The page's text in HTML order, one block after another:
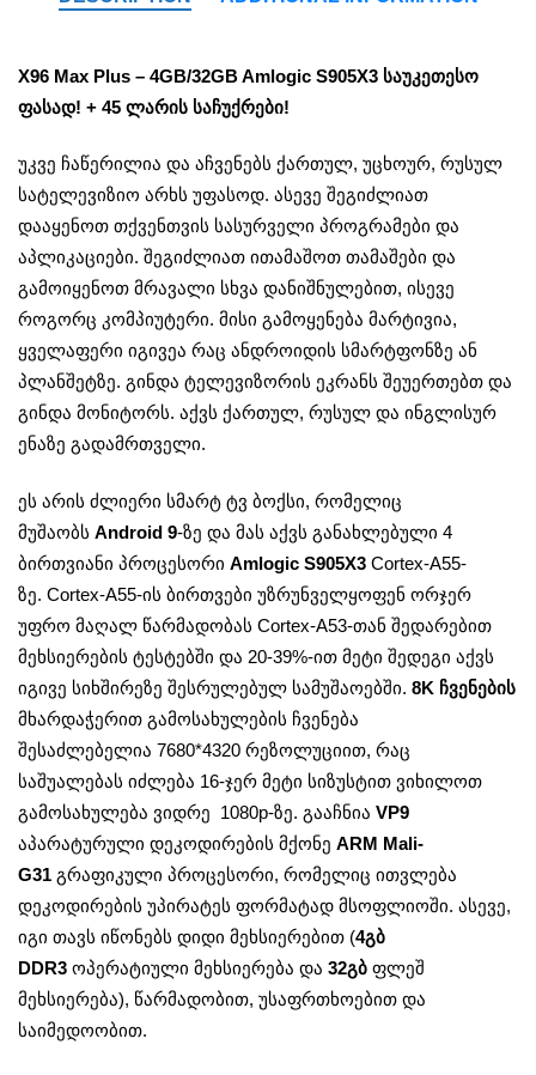
X96 Max Plus – 4GB/32GB Amlogic S905X3 საუკეთესო
ფასად! + 45 ლარის საჩუქრები!
უკვე ჩაწერილია და აჩვენებს ქართულ, უცხოურ, რუსულ
სატელევიზიო არხს უფასოდ. ასევე შეგიძლიათ
დააყენოთ თქვენთვის სასურველი პროგრამები და
აპლიკაციები. შეგიძლიათ ითამაშოთ თამაშები და
გამოიყენოთ მრავალი სხვა დანიშნულებით, ისევე
როგორც კომპიუტერი. მისი გამოყენება მარტივია,
ყველაფერი იგივეა რაც ანდროიდის სმარტფონზე ან
პლანშეტზე. გინდა ტელევიზორის ეკრანს შეუერთებთ და
გინდა მონიტორს. აქვს ქართულ, რუსულ და ინგლისურ
ენაზე გადამრთველი.
ეს არის ძლიერი სმარტ ტვ ბოქსი, რომელიც
მუშაობს Android 9-ზე და მას აქვს განახლებული 4
ბირთვიანი პროცესორი Amlogic S905X3 Cortex-A55-
ზე. Cortex-A55-ის ბირთვები უზრუნველყოფენ ორჯერ
უფრო მაღალ წარმადობას Cortex-A53-თან შედარებით
მეხსიერების ტესტებში და 20-39%-ით მეტი შედეგი აქვს
იგივე სიხშირეზე შესრულებულ სამუშაოებში. 8K ჩვენების
მხარდაჭერით გამოსახულების ჩვენება
შესაძლებელია 7680*4320 რეზოლუციით, რაც
საშუალებას იძლება 16-ჯერ მეტი სიზუსტით ვიხილოთ
გამოსახულება ვიდრე 1080p-ზე. გააჩნია VP9
აპარატურული დეკოდირების მქონე ARM Mali-
G31 გრაფიკული პროცესორი, რომელიც ითვლება
დეკოდირების უპირატეს ფორმატად მსოფლიოში. ასევე,
იგი თავს იწონებს დიდი მეხსიერებით (4გბ
DDR3 ოპერატიული მეხსიერება და 32გბ ფლეშ
მეხსიერება), წარმადობით, უსაფრთხოებით და
საიმედოობით.